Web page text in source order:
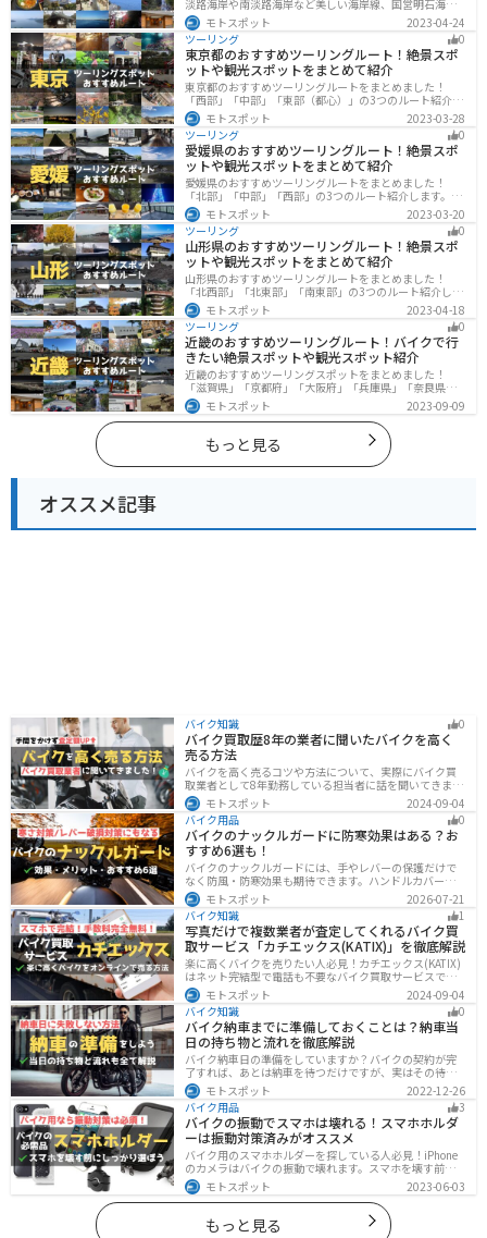
淡路海岸や南淡路海岸など美しい海岸線、国営明石海峡
公園や淡路夢舞台など、自然とアートが融合した施設も
多数あります。バイクで淡路島にツーリングに行く際は
参考にしてください。
モトスポット
2023-04-24
ツーリング
0
東京都のおすすめツーリングルート！絶景スポ
ットや観光スポットをまとめて紹介
東京都のおすすめツーリングルートをまとめました！
「西部」「中部」「東部（都心）」の3つのルート紹介し
ます。西に行けば奥多摩の自然、東に行けば都心スポッ
トと、自然も街も楽しめるスポットが多数あります。バ
イクで東京都にツーリングに行く際は参考にしてくださ
い。
モトスポット
2023-03-28
ツーリング
0
愛媛県のおすすめツーリングルート！絶景スポ
ットや観光スポットをまとめて紹介
愛媛県のおすすめツーリングルートをまとめました！
「北部」「中部」「西部」の3つのルート紹介します。山
や海といった自然だけでなく、気軽に渡れる島もあり
様々な楽しみ方ができます。バイクで愛媛県にツーリン
グに行く際は参考にしてください。
モトスポット
2023-03-20
ツーリング
0
山形県のおすすめツーリングルート！絶景スポ
ットや観光スポットをまとめて紹介
山形県のおすすめツーリングルートをまとめました！
「北西部」「北東部」「南東部」の3つのルート紹介しま
す。豊かな自然と歴史的な観光スポット、山と海どちら
も堪能できるスポットが多数あります。バイクで山形県
にツーリングに行く際は参考にしてください。
モトスポット
2023-04-18
ツーリング
0
近畿のおすすめツーリングルート！バイクで行
きたい絶景スポットや観光スポット紹介
近畿のおすすめツーリングスポットをまとめました！
「滋賀県」「京都府」「大阪府」「兵庫県」「奈良県」
「和歌山」の各県の観光地紹介します。自然豊かな山々
や湖、温泉地が点在し、四季折々の景色を楽しめるスポ
ットが多数あります。バイクで近畿にツーリングに行く
際は参考にしてください。
モトスポット 2023-09-09
もっと見る
オススメ記事
バイク知識 0
バイク買取歴8年の業者に聞いたバイクを高く
売る方法
バイクを高く売るコツや方法について、実際にバイク買
取業者として8年勤務している担当者に話を聞いてきまし
た！高く買い取ってもらえるバイクの特徴や業者がどの
くらい利益を上乗せしているかなど、バイクを売ろうと
している人は必見の内容になっています。
モトスポット
2024-09-04
バイク用品
0
バイクのナックルガードに防寒効果はある？お
すすめ6選も！
バイクのナックルガードには、手やレバーの保護だけで
なく防風・防寒効果も期待できます。ハンドルカバーと
の違いやメリット・デメリット、選び方を解説し、冬の
ツーリングにおすすめの大型ナックルガード6選を価格や
特徴とともに紹介します。
モトスポット
2026-07-21
バイク知識
1
写真だけで複数業者が査定してくれるバイク買
取サービス「カチエックス(KATIX)」を徹底解説
楽に高くバイクを売りたい人必見！カチエックス(KATIX)
はネット完結型で電話も不要なバイク買取サービスで
す。バイク情報と写真を登録するだけで、複数のバイク
業者がオークション形式で価格を競い合ってくれるの
で、何もせず最高値でバイクを売ることができます。
モトスポット
2024-09-04
バイク知識
0
バイク納車までに準備しておくことは？納車当
日の持ち物と流れを徹底解説
バイク納車日の準備をしていますか？バイクの契約が完
了すれば、あとは納車を待つだけですが、実はその待っ
ている間に準備しておくことはたくさんあります。納車
当日に慌てずに済むよう、しっかり確認して準備してお
きましょう。
モトスポット
2022-12-26
バイク用品
3
バイクの振動でスマホは壊れる！スマホホルダ
ーは振動対策済みがオススメ
バイク用のスマホホルダーを探している人必見！iPhone
のカメラはバイクの振動で壊れます。スマホを壊す前
に、振動対策がされたスマホホルダーを使うようにしま
しょう。カメラを壊さないための4つの方法とオススメの
スマホホルダーを紹介します。
モトスポット 2023-06-03
もっと見る